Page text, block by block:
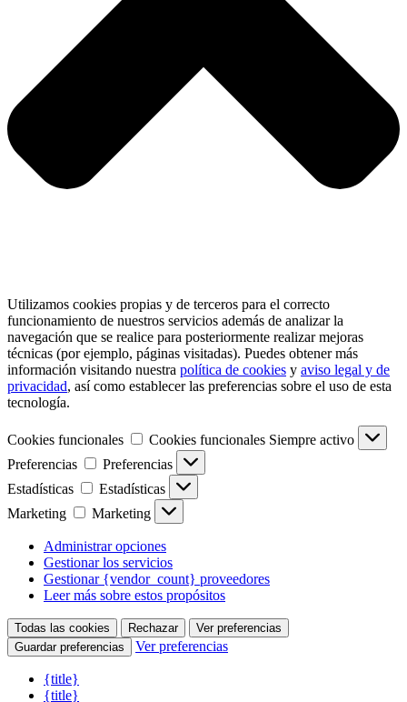
Utilizamos cookies propias y de terceros para el correcto
funcionamiento de nuestros servicios además de analizar la
navegación que se realice para posteriormente realizar mejoras
técnicas (por ejemplo, páginas visitadas). Puedes obtener más
información visitando nuestra política de cookies y aviso legal y de
privacidad, así como establecer las preferencias sobre el uso de esta
tecnología.
Cookies funcionales Cookies funcionales Siempre activo
Preferencias
Preferencias
Estadísticas
Estadísticas
Marketing
Marketing
Administrar opciones
Gestionar los servicios
Gestionar {vendor_count} proveedores
Leer más sobre estos propósitos
Todas las cookies Rechazar
Ver preferencias
Guardar preferencias
Ver preferencias
{title}
{title}